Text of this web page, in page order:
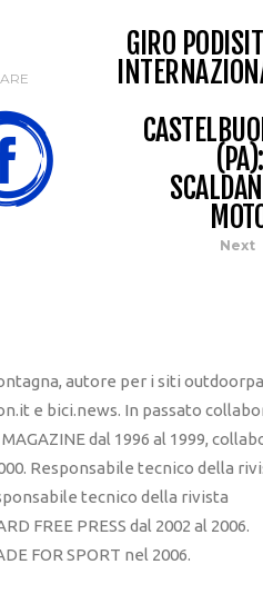
GIRO
Next
autore per i siti
e bici.news. In passato
dal 1996 al 1999,
Responsabile tecnico della
tecnico della rivista
FREE PRESS dal 2002 al 2006.
FOR SPORT nel 2006.